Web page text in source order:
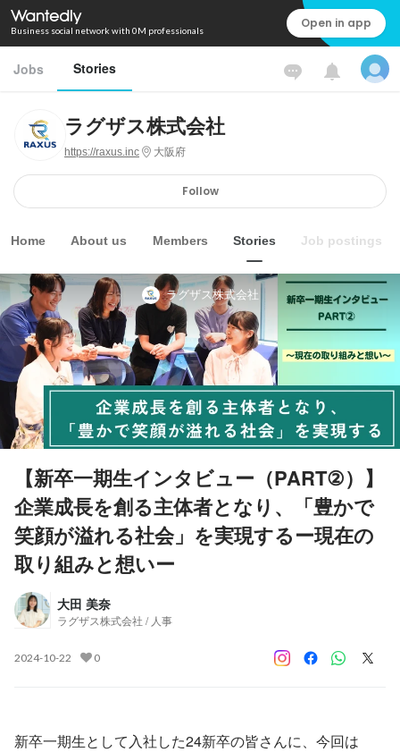
Business social network with 0M professionals Open in app
Jobs Stories
ラグザス株式会社
https://raxus.inc 大阪府
Follow
Home About us Members Stories Job postings
ラグザス株式会社
【新卒一期生インタビュー（PART②）】
企業成長を創る主体者となり、「豊かで
笑顔が溢れる社会」を実現するー現在の
取り組みと想いー
大田 美奈
ラグザス株式会社 / 人事
2024-10-22 0
新卒一期生として入社した24新卒の皆さんに、今回は